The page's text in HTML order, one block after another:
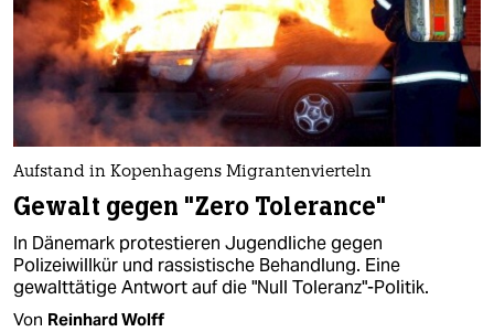
Aufstand in Kopenhagens Migrantenvierteln
Gewalt gegen "Zero Tolerance"
In Dänemark protestieren Jugendliche gegen
Polizeiwillkür und rassistische Behandlung. Eine
gewalttätige Antwort auf die "Null Toleranz"-Politik.
Von Reinhard Wolff